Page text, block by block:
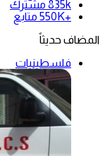
835k مشترك
+550K
متابع
المضاف حديثاً
فلسطينيات